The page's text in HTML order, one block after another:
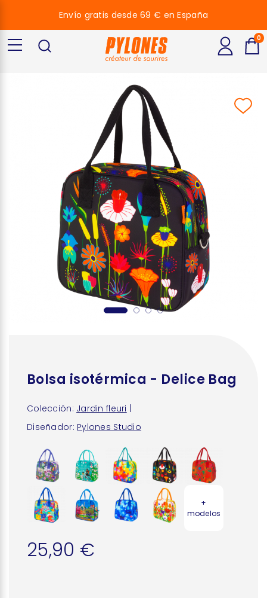
Bolsa isotérmica - Delice Bag
Colección: Jardin fleuri
Diseñador: Pylones Studio
+
modelos
25,90 €
Envío gratis desde 69 € en España
0